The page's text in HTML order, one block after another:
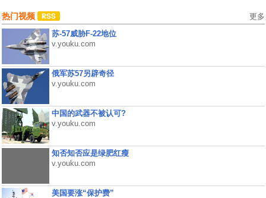
热门视频 更多
苏-57威胁F-22地位
v.youku.com
俄军苏57另辟奇径
v.youku.com
中国的武器不被认可?
v.youku.com
知否知否应是绿肥红瘦
v.youku.com
美国要涨“保护费”